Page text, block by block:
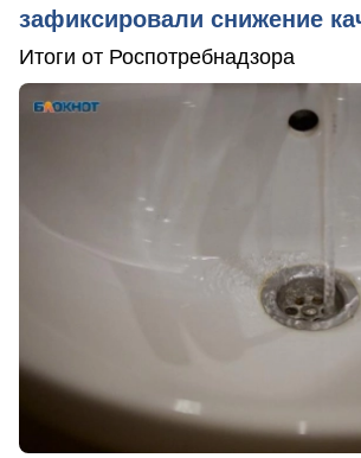
зафиксировали снижение
Итоги от Роспотребнадзора